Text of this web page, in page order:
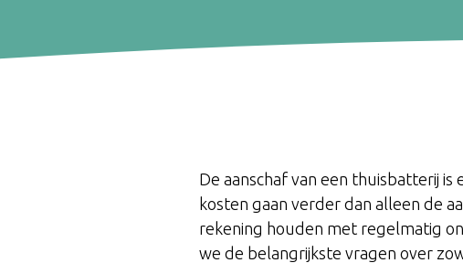
De aanschaf van een thuisbatterij
kosten gaan verder dan alleen de
rekening houden met regelmatig
we de belangrijkste vragen over